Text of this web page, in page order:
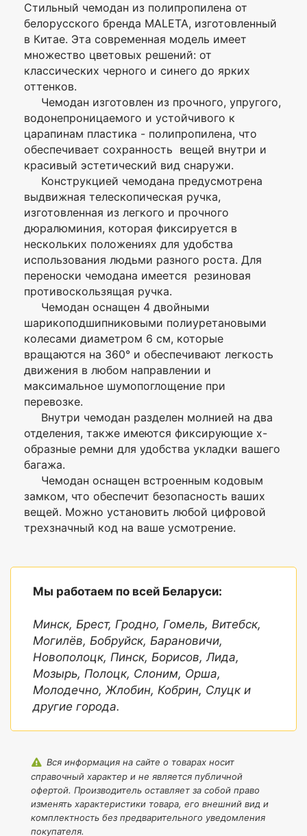
Стильный чемодан из полипропилена от
белорусского бренда MALETA, изготовленный
в Китае. Эта современная модель имеет
множество цветовых решений: от
классических черного и синего до ярких
оттенков.
Чемодан изготовлен из прочного, упругого,
водонепроницаемого и устойчивого к
царапинам пластика - полипропилена, что
обеспечивает сохранность вещей внутри и
красивый эстетический вид снаружи.
Конструкцией чемодана предусмотрена
выдвижная телескопическая ручка,
изготовленная из легкого и прочного
дюралюминия, которая фиксируется в
нескольких положениях для удобства
использования людьми разного роста. Для
переноски чемодана имеется резиновая
противоскользящая ручка.
Чемодан оснащен 4 двойными
шарикоподшипниковыми полиуретановыми
колесами диаметром 6 см, которые
вращаются на 360° и обеспечивают легкость
движения в любом направлении и
максимальное шумопоглощение при
перевозке.
Внутри чемодан разделен молнией на два
отделения, также имеются фиксирующие х-
образные ремни для удобства укладки вашего
багажа.
Чемодан оснащен встроенным кодовым
замком, что обеспечит безопасность ваших
вещей. Можно установить любой цифровой
трехзначный код на ваше усмотрение.
Колёса Несъёмные, 4шт.
Размеры с
колесами, см
55х38х21
Цвет
Модель PP-53
Диагональ,
20
Гарантия, мес. 1
Изготовитель Maleta
Вес, кг 2.4
Материал/
Конструкция
колеса
полиуретан/
шарикоподшипниковые,
наружные, двойные,
несъемные, вращаются
на 360°
Телескопическая
выдвижная
ручка
Да, фиксируется в
Ручка для
переноски
1 шт., сверху
Кодовый замок
Внутренние
Да
Наружные
Фиксирующие
Ваша
оценка
Ваше
Комментарий
Я согласен с
Политикой
конфиденциальности
данного сайта
Мы работаем по всей Беларуси:
Минск, Брест, Гродно, Гомель, Витебск,
Могилёв, Бобруйск, Барановичи,
Новополоцк, Пинск, Борисов, Лида,
Мозырь, Полоцк, Слоним, Орша,
Молодечно, Жлобин, Кобрин, Слуцк и
другие города.
Вся информация на сайте о товарах носит
справочный характер и не является публичной
офертой. Производитель оставляет за собой право
изменять характеристики товара, его внешний вид и
комплектность без предварительного уведомления
покупателя.